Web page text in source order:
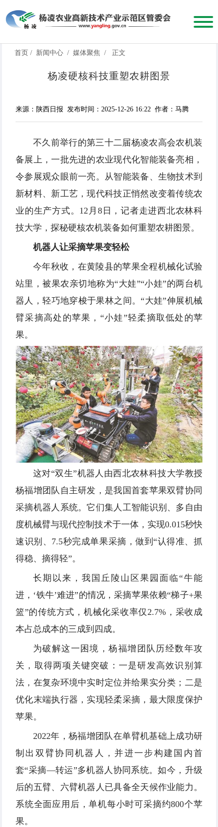
首页 / 新闻中心 / 媒体聚焦 / 正文
杨凌硬核科技重塑农耕图景
来源：陕西日报 发布时间：2025-12-26 16:22 作者：马腾
不久前举行的第三十二届杨凌农高会农机装
备展上，一批先进的农业现代化智能装备亮相，
令参展观众眼前一亮。从智能装备、生物技术到
新材料、新工艺，现代科技正悄然改变着传统农
业的生产方式。12月8日，记者走进西北农林科
技大学，探秘硬核农机装备如何重塑农耕图景。
机器人让采摘苹果变轻松
今年秋收，在黄陵县的苹果全程机械化试验
站里，被果农亲切地称为“大娃”“小娃”的两台机
器人，轻巧地穿梭于果林之间。“大娃”伸展机械
臂采摘高处的苹果，“小娃”轻柔摘取低处的苹
果。
这对“双生”机器人由西北农林科技大学教授
杨福增团队自主研发，是我国首套苹果双臂协同
采摘机器人系统。它们集人工智能识别、多自由
度机械臂与现代控制技术于一体，实现0.015秒快
速识别、7.5秒完成单果采摘，做到“认得准、抓
得稳、摘得轻”。
长期以来，我国丘陵山区果园面临“牛能
进，‘铁牛’难进”的情况，采摘苹果依赖“梯子+果
篮”的传统方式，机械化采收率仅2.7%，采收成
本占总成本的三成到四成。
为破解这一困境，杨福增团队历经数年攻
关，取得两项关键突破：一是研发高效识别算
法，在复杂环境中实时定位并给果实分类；二是
优化末端执行器，实现轻柔采摘，最大限度保护
苹果。
2022年，杨福增团队在单臂机基础上成功研
制出双臂协同机器人，并进一步构建国内首
套“采摘—转运”多机器人协同系统。如今，升级
后的五臂、六臂机器人已具备全天候作业能力。
系统全面应用后，单机每小时可采摘约800个苹
果。